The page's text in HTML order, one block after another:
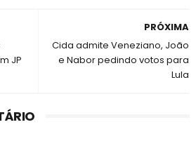
PRÓXIMA
Cida admite Veneziano, João
e Nabor pedindo votos para
Lula
JP